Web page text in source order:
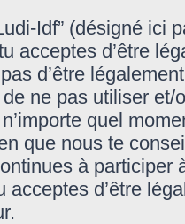
Idf” (désigné ici
acceptes d’être
d’être
ne pas utiliser et/
quel
que nous te
à participer
acceptes d’être